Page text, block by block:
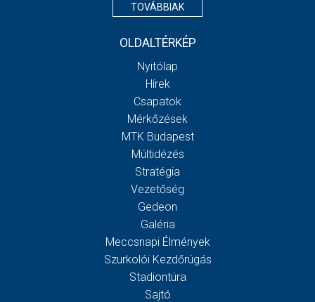
TOVÁBBIAK
OLDALTÉRKÉP
Nyitólap
Hírek
Csapatok
Mérkőzések
MTK Budapest
Múltidézés
Stratégia
Vezetőség
Gedeon
Galéria
Meccsnapi Élmények
Szurkolói Kezdőrúgás
Stadiontúra
Sajtó